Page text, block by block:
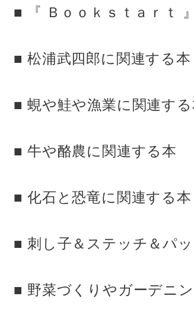
■ 『 Ｂｏｏｋｓｔａｒｔ
■ 松浦武四郎に関連する本
■ 蜆や鮭や漁業に関連す
■ 牛や酪農に関連する本
■ 化石と恐竜に関連する本
■ 刺し子＆ステッチ＆パ
■ 野菜づくりやガーデニ